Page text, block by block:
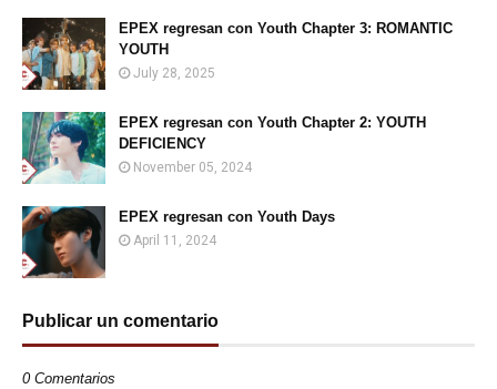
EPEX regresan con Youth Chapter 3: ROMANTIC
YOUTH
July 28, 2025
EPEX regresan con Youth Chapter 2: YOUTH
DEFICIENCY
November 05, 2024
EPEX regresan con Youth Days
April 11, 2024
Publicar un comentario
0 Comentarios